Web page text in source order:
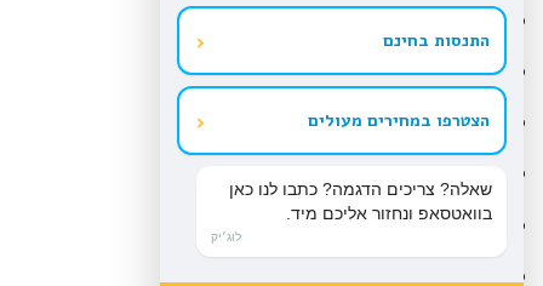
הגדל טקסט
הקטן טקסט
גווני אפור
ניגודיות גבוהה
ניגודיות הפוכה
רקע בהיר
התנסות בחינם ‹
הצטרפו במחירים מעולים ‹
שאלה? צריכים הדגמה? כתבו לנו כאן
בוואטסאפ ונחזור אליכם מיד.
לוג׳יק